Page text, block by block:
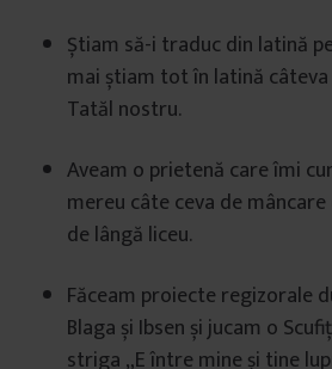
Știam să-i traduc din latină
mai știam tot în latină
Tatăl nostru.
Aveam o prietenă care îmi
mereu câte ceva de
de lângă liceu.
Făceam proiecte regizorale
Blaga și Ibsen și jucam o
striga „E între mine și tine